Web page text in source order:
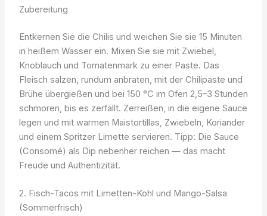
Zubereitung
Entkernen Sie die Chilis und weichen Sie sie 15 Minuten
in heißem Wasser ein. Mixen Sie sie mit Zwiebel,
Knoblauch und Tomatenmark zu einer Paste. Das
Fleisch salzen, rundum anbraten, mit der Chilipaste und
Brühe übergießen und bei 150 °C im Ofen 2,5–3 Stunden
schmoren, bis es zerfällt. Zerreißen, in die eigene Sauce
legen und mit warmen Maistortillas, Zwiebeln, Koriander
und einem Spritzer Limette servieren. Tipp: Die Sauce
(Consomé) als Dip nebenher reichen — das macht
Freude und Authentizität.
2. Fisch-Tacos mit Limetten-Kohl und Mango-Salsa
(Sommerfrisch)